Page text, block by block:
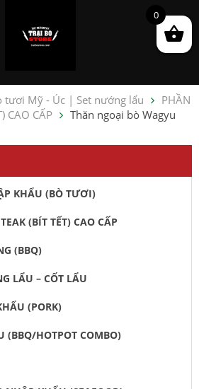
tươi Mỹ - Úc | Set nướng lẩu
PHẦN
CAO CẤP
Thăn ngoại bò Wagyu
KHẨU (BÒ TƯƠI)
(BÍT TẾT) CAO CẤP
(BBQ)
LẨU – CỐT LẨU
(PORK)
(BBQ/HOTPOT COMBO)
0